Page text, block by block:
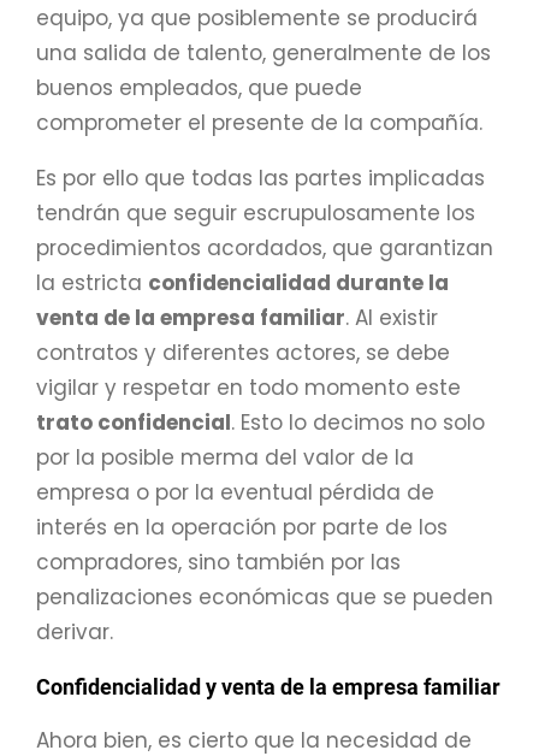
equipo, ya que posiblemente se producirá
una salida de talento, generalmente de los
buenos empleados, que puede
comprometer el presente de la compañía.
Es por ello que todas las partes implicadas
tendrán que seguir escrupulosamente los
procedimientos acordados, que garantizan
la estricta confidencialidad durante la
venta de la empresa familiar. Al existir
contratos y diferentes actores, se debe
vigilar y respetar en todo momento este
trato confidencial. Esto lo decimos no solo
por la posible merma del valor de la
empresa o por la eventual pérdida de
interés en la operación por parte de los
compradores, sino también por las
penalizaciones económicas que se pueden
derivar.
Confidencialidad y venta de la empresa familiar
Ahora bien, es cierto que la necesidad de